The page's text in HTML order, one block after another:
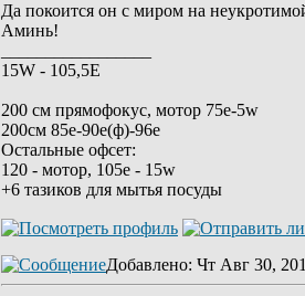
Да покоится он с миром на
Аминь!
15W - 105,5E
200 см прямофокус, мотор 75е-5w
200см 85e-90e(ф)-96e
Остальные офсет:
120 - мотор, 105е - 15w
+6 тазиков для мытья посуды
Добавлено: Чт Авг 30,